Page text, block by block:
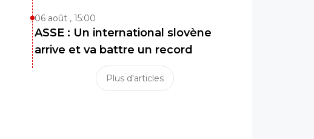
06 août , 15:00
ASSE : Un international slovène
arrive et va battre un record
Plus d'articles